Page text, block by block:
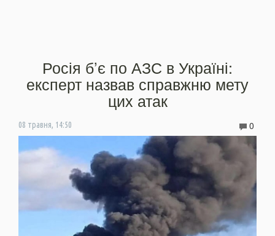
Росія б’є по АЗС в Україні:
експерт назвав справжню мету
цих атак
08 травня, 14:50 0